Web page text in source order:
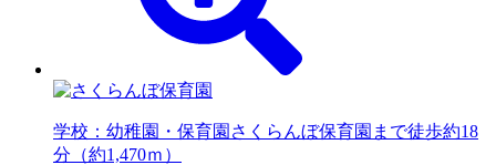
学校：幼稚園・保育園 さくらんぼ保育園まで徒歩約18
分（約1,470ｍ）